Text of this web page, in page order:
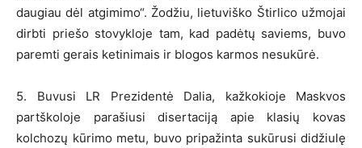
daugiau dėl atgimimo“. Žodžiu, lietuviško Štirlico užmojai
dirbti priešo stovykloje tam, kad padėtų saviems, buvo
paremti gerais ketinimais ir blogos karmos nesukūrė.
5. Buvusi LR Prezidentė Dalia, kažkokioje Maskvos
partškoloje parašiusi disertaciją apie klasių kovas
kolchozų kūrimo metu, buvo pripažinta sukūrusi didžiulę